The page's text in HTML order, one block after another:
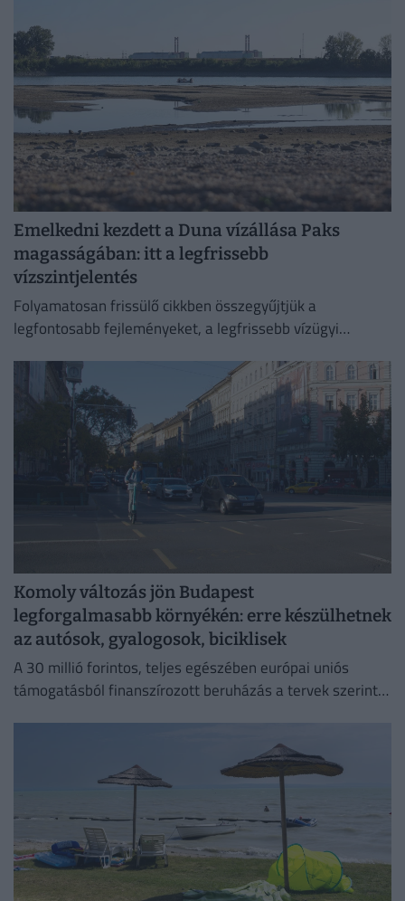
Emelkedni kezdett a Duna vízállása Paks
magasságában: itt a legfrissebb
vízszintjelentés
Folyamatosan frissülő cikkben összegyűjtjük a
legfontosabb fejleményeket, a legfrissebb vízügyi
Komoly változás jön Budapest
legforgalmasabb környékén: erre készülhetnek
az autósok, gyalogosok, biciklisek
A 30 millió forintos, teljes egészében európai uniós
támogatásból finanszírozott beruházás a tervek szerint